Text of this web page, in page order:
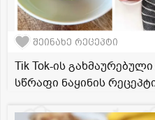
შეინახე რეცეპტი
Tik Tok-ის
სწრაფი ნაყინის